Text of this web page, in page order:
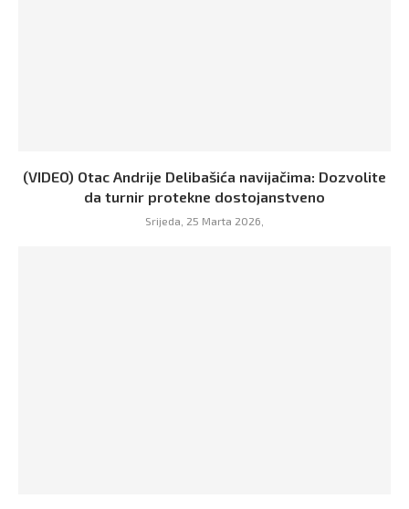
(VIDEO) Otac Andrije Delibašića navijačima: Dozvolite
da turnir protekne dostojanstveno
Srijeda, 25 Marta 2026,